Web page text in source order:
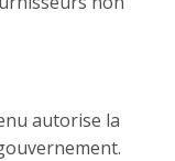
autorise la